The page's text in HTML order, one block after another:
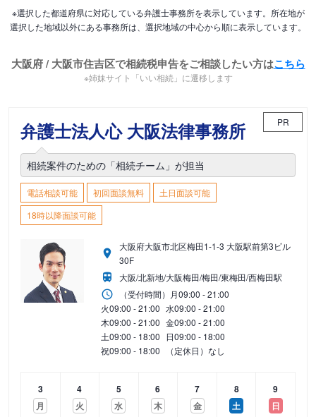
※選択した都道府県に対応している弁護士事務所を表示しています。所在地が
選択した地域以外にある事務所は、選択地域の中心から順に表示しています。
大阪府 / 大阪市住吉区で相続税申告をご相談したい方はこちら
※姉妹サイト「いい相続」に遷移します
弁護士法人心 大阪法律事務所 PR
相続案件のための「相続チーム」が担当
電話相談可能 初回面談無料
土日面談可能
18時以降面談可能
大阪府大阪市北区梅田1-1-3 大阪駅前第3ビル
30F
大阪/北新地/大阪梅田/梅田/東梅田/西梅田駅
（受付時間） 月09:00 - 21:00
火09:00 - 21:00 水09:00 - 21:00
木09:00 - 21:00 金09:00 - 21:00
土09:00 - 18:00 日09:00 - 18:00
祝09:00 - 18:00 （定休日）なし
3
月
4
火
5
水
6
木
7
金
8
土
9
日